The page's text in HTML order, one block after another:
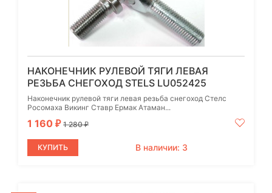
НАКОНЕЧНИК РУЛЕВОЙ ТЯГИ ЛЕВАЯ
РЕЗЬБА СНЕГОХОД STELS LU052425
Наконечник рулевой тяги левая резьба снегоход Стелс
Росомаха Викинг Ставр Ермак Атаман...
1 160 ₽ 1 280₽
КУПИТЬ В наличии: 3